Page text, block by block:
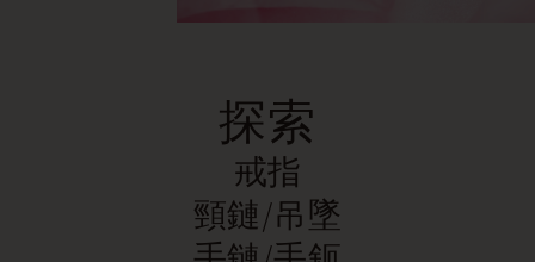
探索
戒指
頸鏈/吊墜